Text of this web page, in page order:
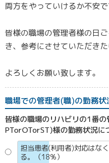
両方をやっていけるか不安で
皆様の職場の管理者様の日
き、参考にさせていただきた
よろしくお願い致します。
職場での管理者(職)の勤務状
皆様の職場のリハビリの1番の
PTorOTorST)様の勤務状況に
担当患者(利用者)対応はな
る。（18%）